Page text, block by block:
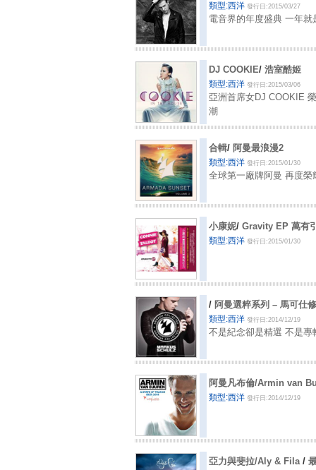
類型:西洋 發行日:2015/03/27
電音界的年度盛典 一年
DJ COOKIE/浩室酷姬
類型:西洋 發行日:2015/03/06
亞洲首席女DJ COOKIE
潮
合輯/ 阿曼最浪漫2
類型:西洋 發行日:2015/01/30
全球第一廠牌阿曼 再度
小康妮/Gravity EP 萬有
類型:西洋 發行日:2015/01/30
/ 阿曼選粹系列 – 馬可仕
類型:西洋 發行日:2014/12/19
不是紀念卻是精選 不是
阿曼凡布倫/Armin van
類型:西洋 發行日:2014/12/19
亞力與斐拉/Aly & Fila/